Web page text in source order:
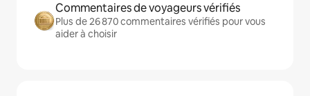
Commentaires de voyageurs vérifiés
Plus de 26 870 commentaires vérifiés pour vous
aider à choisir